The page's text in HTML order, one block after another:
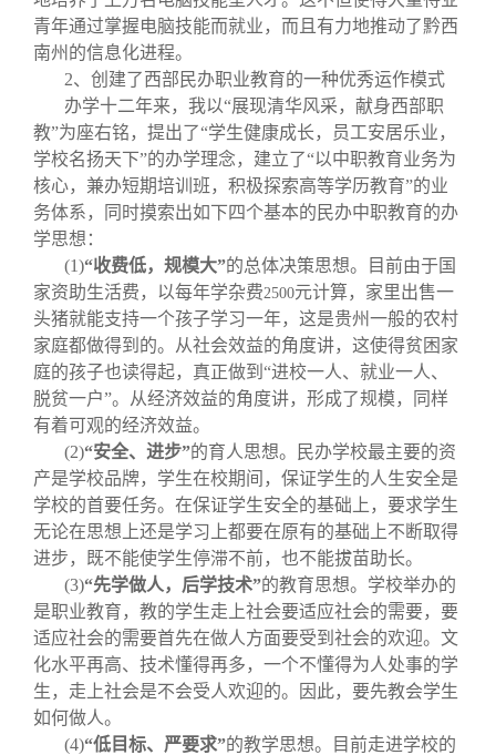
青年通过掌握电脑技能而就业，而且有力地推动了黔西
南州的信息化进程。
2、创建了西部民办职业教育的一种优秀运作模式
办学十二年来，我以“展现清华风采，献身西部职
教”为座右铭，提出了“学生健康成长，员工安居乐业，
学校名扬天下”的办学理念，建立了“以中职教育业务为
核心，兼办短期培训班，积极探索高等学历教育”的业
务体系，同时摸索出如下四个基本的民办中职教育的办
学思想：
(1)“收费低，规模大”的总体决策思想。目前由于国
家资助生活费，以每年学杂费2500元计算，家里出售一
头猪就能支持一个孩子学习一年，这是贵州一般的农村
家庭都做得到的。从社会效益的角度讲，这使得贫困家
庭的孩子也读得起，真正做到“进校一人、就业一人、
脱贫一户”。从经济效益的角度讲，形成了规模，同样
有着可观的经济效益。
(2)“安全、进步”的育人思想。民办学校最主要的资
产是学校品牌，学生在校期间，保证学生的人生安全是
学校的首要任务。在保证学生安全的基础上，要求学生
无论在思想上还是学习上都要在原有的基础上不断取得
进步，既不能使学生停滞不前，也不能拔苗助长。
(3)“先学做人，后学技术”的教育思想。学校举办的
是职业教育，教的学生走上社会要适应社会的需要，要
适应社会的需要首先在做人方面要受到社会的欢迎。文
化水平再高、技术懂得再多，一个不懂得为人处事的学
生，走上社会是不会受人欢迎的。因此，要先教会学生
如何做人。
(4)“低目标、严要求”的教学思想。目前走进学校的